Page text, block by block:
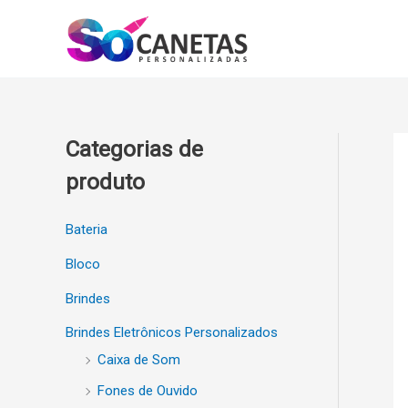
Categorias de
produto
Bateria
Bloco
Brindes
Brindes Eletrônicos Personalizados
Caixa de Som
Fones de Ouvido